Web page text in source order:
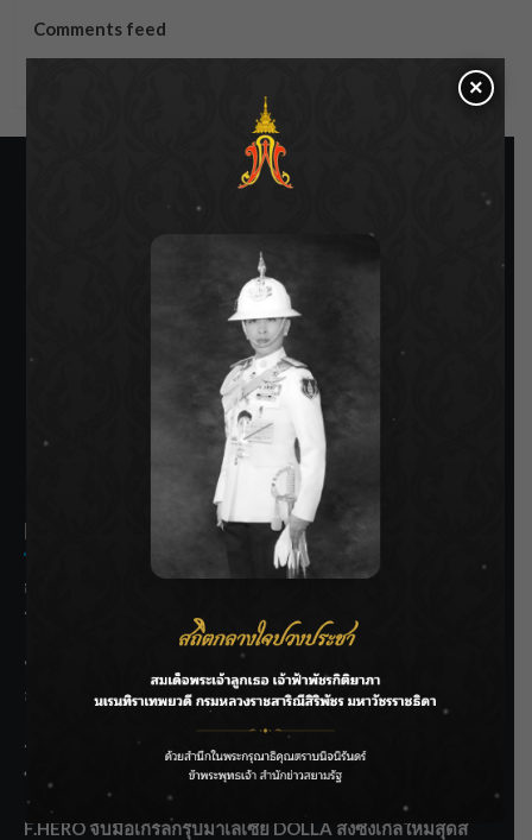
Comments feed
SIAMRATH VARIETY
THE BEST ENTERTAINMENT
Recent Posts
กรมชลฯ รับฟังประชาชน ติดตามแก้ปัญหาโครงการประตู
ระบายน้ำศรีสองรักฯ
‘แมน การิน’ แชร์ความเชื่อชวนคิด! “อยากกินอะไรหลังจาก
ลาโลกนี้ ให้ใส่บาตรสิ่งนั้นไว้ตอนยังมีชีวิต”
ราชเลขานุการในพระองค์ฯ ติดตามโครงการหุบกะพง–ห้วย
ทรายใต้ เสริมความมั่นคงน้ำเพชรบุรี
F.HERO จับมือเกิร์ลกรุ๊ปมาเลเซีย DOLLA ส่งซิงเกิลใหม่สุดส
×